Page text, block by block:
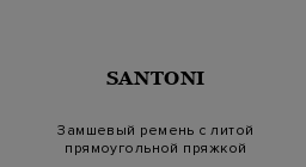
SANTONI
Замшевый ремень с литой
прямоугольной пряжкой